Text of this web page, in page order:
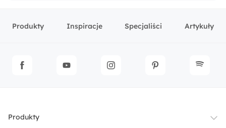
Produkty Inspiracje Specjaliści Artykuły
Produkty